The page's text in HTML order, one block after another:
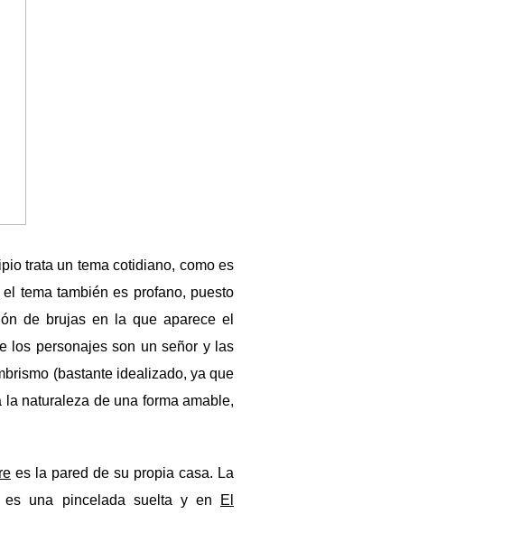
trata un tema cotidiano, como es
el tema también es profano, puesto
de brujas en la que aparece el
los personajes son un señor y las
(bastante idealizado, ya que
naturaleza de una forma amable,
es la pared de su propia casa. La
es una pincelada suelta y en
El